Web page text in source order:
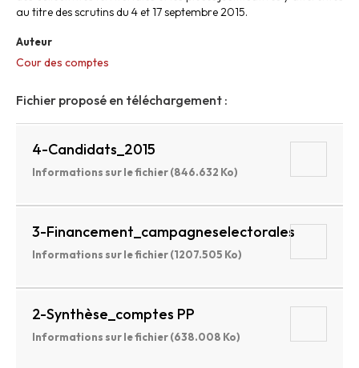
au titre des scrutins du 4 et 17 septembre 2015.
Auteur
Cour des comptes
Fichier proposé en téléchargement :
4-Candidats_2015
Informations sur le fichier (846.632 Ko)
3-Financement_campagneselectorales
Informations sur le fichier (1207.505 Ko)
2-Synthèse_comptes PP
Informations sur le fichier (638.008 Ko)